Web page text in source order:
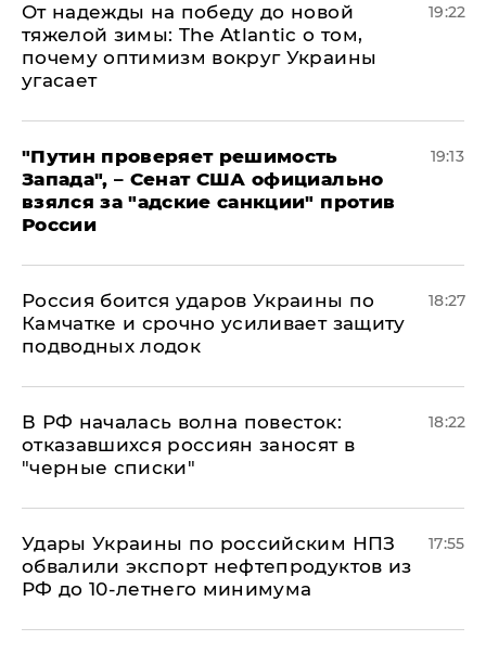
От надежды на победу до новой
тяжелой зимы: The Atlantic о том,
почему оптимизм вокруг Украины
угасает
19:22
"Путин проверяет решимость
Запада", – Сенат США официально
взялся за "адские санкции" против
России
19:13
Россия боится ударов Украины по
Камчатке и срочно усиливает защиту
подводных лодок
18:27
​В РФ началась волна повесток:
отказавшихся россиян заносят в
"черные списки"
18:22
Удары Украины по российским НПЗ
обвалили экспорт нефтепродуктов из
РФ до 10-летнего минимума
17:55